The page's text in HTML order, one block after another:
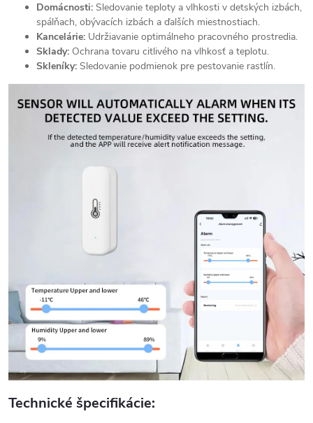
Domácnosti: Sledovanie teploty a vlhkosti v detských izbách,
spálňach, obývacích izbách a ďalších miestnostiach.
Kancelárie: Udržiavanie optimálneho pracovného prostredia.
Sklady: Ochrana tovaru citlivého na vlhkosť a teplotu.
Skleníky: Sledovanie podmienok pre pestovanie rastlín.
Technické špecifikácie: